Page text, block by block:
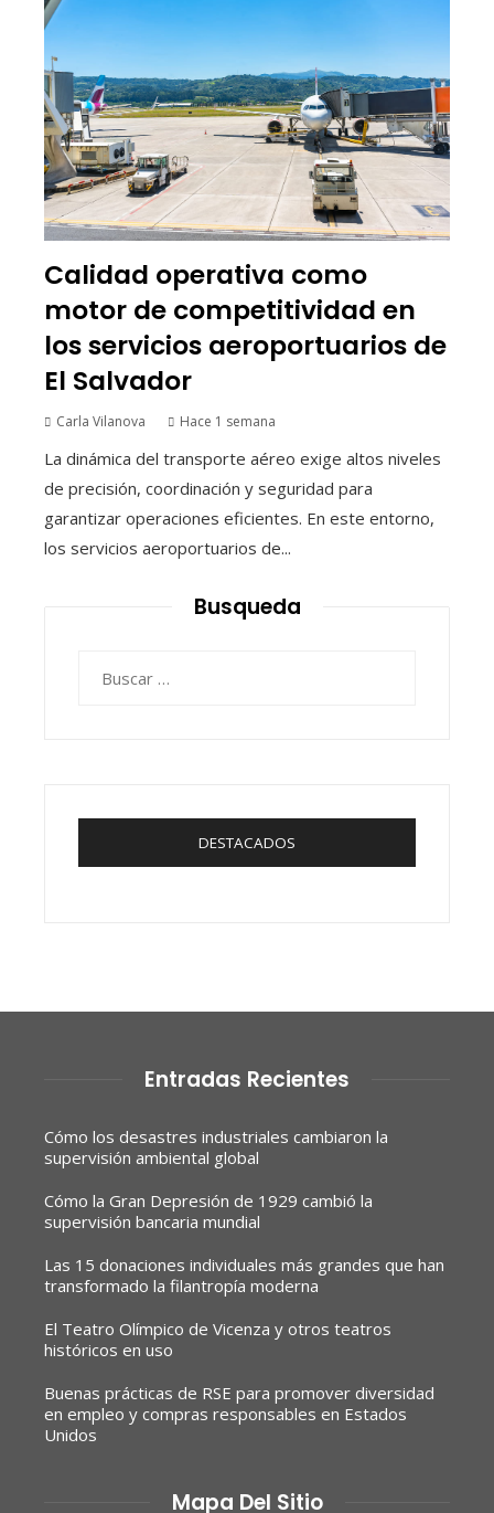
Calidad operativa como
motor de competitividad en
los servicios aeroportuarios de
El Salvador
Carla Vilanova Hace 1 semana
La dinámica del transporte aéreo exige altos niveles
de precisión, coordinación y seguridad para
garantizar operaciones eficientes. En este entorno,
los servicios aeroportuarios de...
Busqueda
DESTACADOS
Entradas Recientes
Cómo los desastres industriales cambiaron la
supervisión ambiental global
Cómo la Gran Depresión de 1929 cambió la
supervisión bancaria mundial
Las 15 donaciones individuales más grandes que han
transformado la filantropía moderna
El Teatro Olímpico de Vicenza y otros teatros
históricos en uso
Buenas prácticas de RSE para promover diversidad
en empleo y compras responsables en Estados
Unidos
Mapa Del Sitio